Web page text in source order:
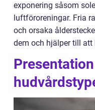
exponering såsom
luftföroreningar. Fria
och orsaka
dem och hjälper till att